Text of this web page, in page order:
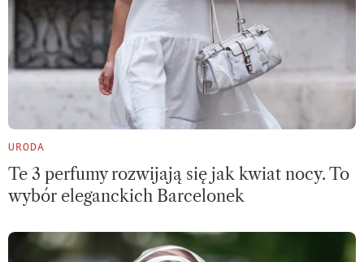
URODA
Te 3 perfumy rozwijają się jak kwiat nocy. To
wybór eleganckich Barcelonek